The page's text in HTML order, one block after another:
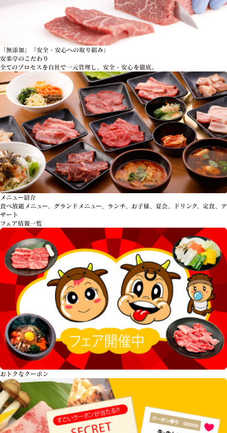
「無添加」「安全・安心への取り組み」
安楽亭のこだわり
全てのプロセスを自社で一元管理し、安全・安心を徹底。
メニュー紹介
食べ放題メニュー、グランドメニュー、ランチ、お子様、宴会、ドリンク、定食、デ
ザート
フェア情報一覧
おトクな クーポン